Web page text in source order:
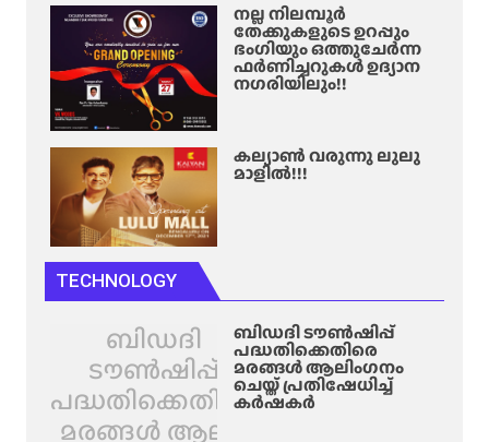
നല്ല നിലമ്പൂർ
തേക്കുകളുടെ ഉറപ്പും
ഭംഗിയും ഒത്തുചേർന്ന
ഫർണിച്ചറുകൾ ഉദ്യാന
നഗരിയിലും!!
കല്യാൺ വരുന്നു ലുലു
മാളിൽ!!!
TECHNOLOGY
ബിഡദി
ടൗൺഷിപ്പ്
പദ്ധതിക്കെതിരെ
മരങ്ങൾ ആലിം​
ബിഡദി ടൗൺഷിപ്പ്
പദ്ധതിക്കെതിരെ
മരങ്ങൾ ആലിം​ഗനം
ചെയ്ത് പ്രതിഷേധിച്ച്
കർഷകർ